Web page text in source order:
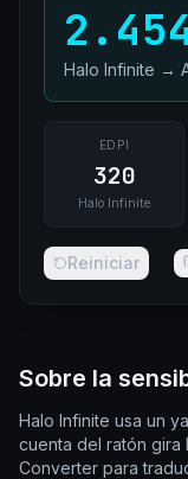
Halo Infinite →
EDPI
320
Halo Infinite
Reiniciar
Sobre la
Halo Infinite usa un
cuenta del ratón gira
Converter para